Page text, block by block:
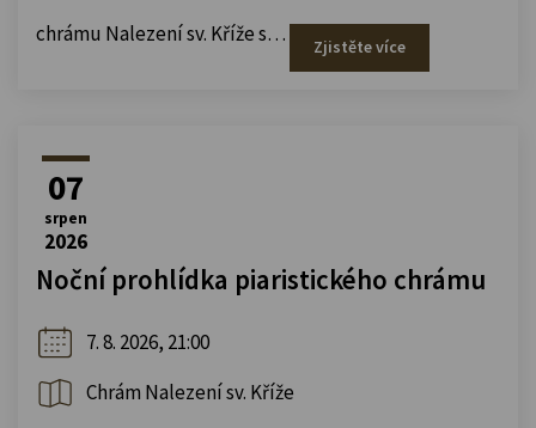
chrámu Nalezení sv. Kříže s… Zjistěte více
07
srpen
2026
Noční prohlídka piaristického chrámu
7. 8. 2026, 21:00
Chrám Nalezení sv. Kříže